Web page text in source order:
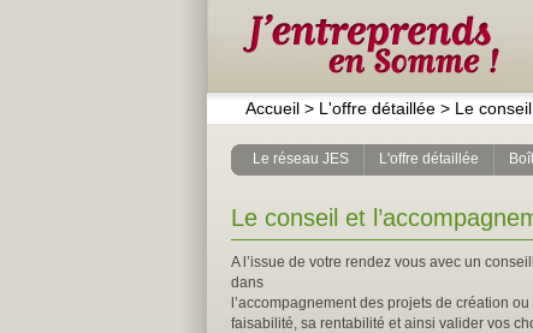
Accueil > L'offre détaillée > Le conseil
Le réseau JES L'offre détaillée
Le conseil et
A l’issue de votre rendez vous avec un
dans
l’accompagnement des projets de création
faisabilité, sa rentabilité et ainsi valider vos